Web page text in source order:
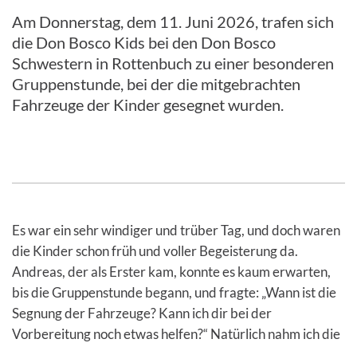
Am Donnerstag, dem 11. Juni 2026, trafen sich
die Don Bosco Kids bei den Don Bosco
Schwestern in Rottenbuch zu einer besonderen
Gruppenstunde, bei der die mitgebrachten
Fahrzeuge der Kinder gesegnet wurden.
Es war ein sehr windiger und trüber Tag, und doch waren
die Kinder schon früh und voller Begeisterung da.
Andreas, der als Erster kam, konnte es kaum erwarten,
bis die Gruppenstunde begann, und fragte: „Wann ist die
Segnung der Fahrzeuge? Kann ich dir bei der
Vorbereitung noch etwas helfen?“ Natürlich nahm ich die